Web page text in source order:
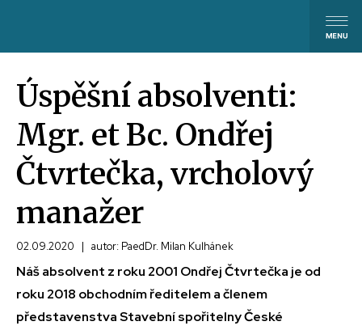
Úspěšní absolventi:
Mgr. et Bc. Ondřej
Čtvrtečka, vrcholový
manažer
02.09.2020 | autor: PaedDr. Milan Kulhánek
Náš absolvent z roku 2001 Ondřej Čtvrtečka je od
roku 2018 obchodním ředitelem a členem
představenstva Stavební spořitelny České